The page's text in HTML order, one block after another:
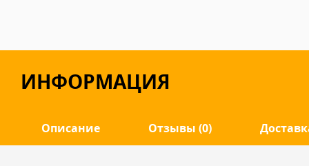
ИНФОРМАЦИЯ
Описание Отзывы (0)